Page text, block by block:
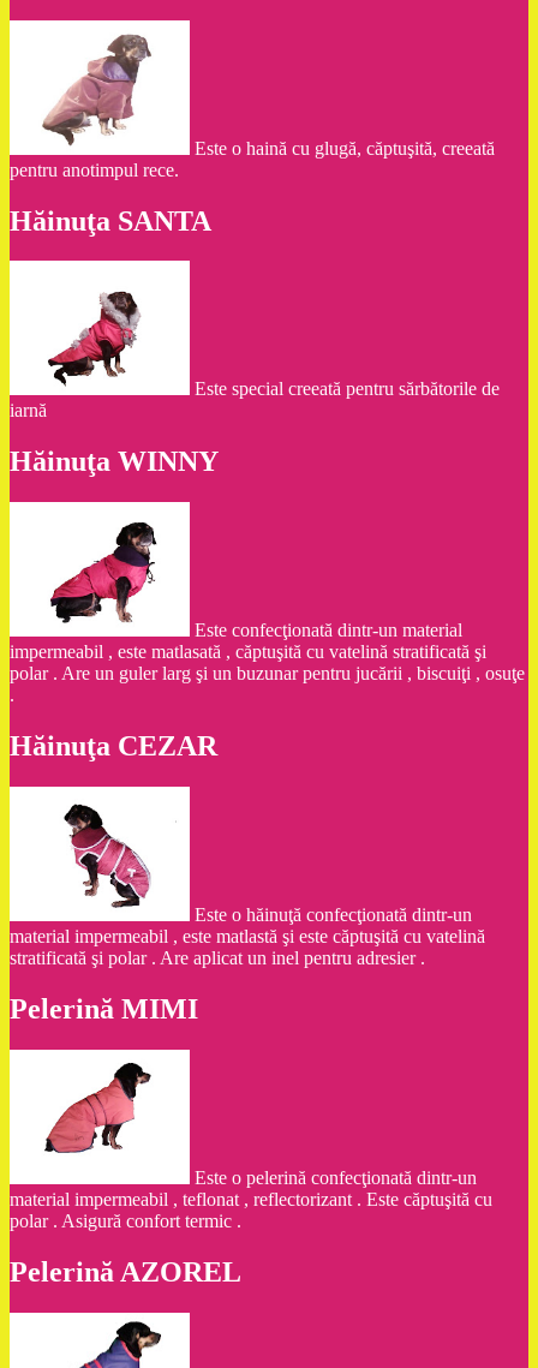
Este o haină cu glugă, căptuşită, creeată
pentru anotimpul rece.
Hăinuţa SANTA
Este special creeată pentru sărbătorile de
iarnă
Hăinuţa WINNY
Este confecţionată dintr-un material
impermeabil , este matlasată , căptuşită cu vatelină stratificată şi
polar . Are un guler larg şi un buzunar pentru jucării , biscuiţi , osuţe
.
Hăinuţa CEZAR
Este o hăinuţă confecţionată dintr-un
material impermeabil , este matlastă şi este căptuşită cu vatelină
stratificată şi polar . Are aplicat un inel pentru adresier .
Pelerină MIMI
Este o pelerină confecţionată dintr-un
material impermeabil , teflonat , reflectorizant . Este căptuşită cu
polar . Asigură confort termic .
Pelerină AZOREL